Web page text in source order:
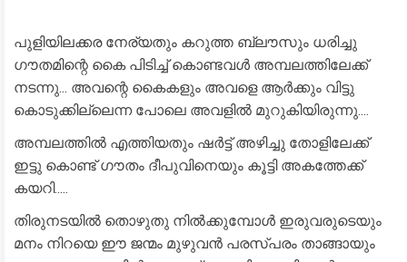
പുളിയിലക്കര നേര്യതും കറുത്ത ബ്ലൗസും ധരിച്ചു
ഗൗതമിന്റെ കൈ പിടിച്ച് കൊണ്ടവൾ അമ്പലത്തിലേക്ക്
നടന്നു... അവന്റെ കൈകളും അവളെ ആർക്കും വിട്ടു
കൊടുക്കില്ലെന്ന പോലെ അവളിൽ മുറുകിയിരുന്നു....
അമ്പലത്തിൽ എത്തിയതും ഷർട്ട്‌ അഴിച്ചു തോളിലേക്ക്
ഇട്ടു കൊണ്ട് ഗൗതം ദീപുവിനെയും കൂട്ടി അകത്തേക്ക്
കയറി.....
തിരുനടയിൽ തൊഴുതു നിൽക്കുമ്പോൾ ഇരുവരുടെയും
മനം നിറയെ ഈ ജന്മം മുഴുവൻ പരസ്പരം താങ്ങായും